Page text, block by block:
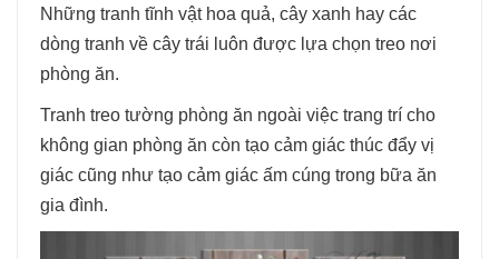
Những tranh tĩnh vật hoa quả, cây xanh hay các
dòng tranh về cây trái luôn được lựa chọn treo nơi
phòng ăn.
Tranh treo tường phòng ăn ngoài việc trang trí cho
không gian phòng ăn còn tạo cảm giác thúc đẩy vị
giác cũng như tạo cảm giác ấm cúng trong bữa ăn
gia đình.